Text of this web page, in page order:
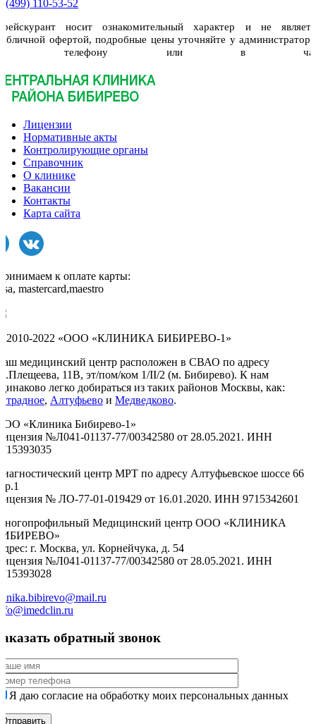
(499) 110-53-52
носит ознакомительный характер и не
офертой, подробные цены уточняйте у
телефону или в
Лицензии
Нормативные акты
Контролирующие органы
Справочник
О клинике
Вакансии
Контакты
Карта сайта
к оплате карты:
mastercard,maestro
2010-2022 «ООО «КЛИНИКА БИБИРЕВО-1»
медицинский центр расположен в СВАО по адресу
11В, эт/пом/ком 1/II/2 (м. Бибирево). К нам
легко добираться из таких районов Москвы, как:
, Алтуфьево и Медведково.
«Клиника Бибирево-1»
№Л041-01137-77/00342580 от 28.05.2021. ИНН
центр МРТ по адресу Алтуфьевское шоссе 66
№ ЛО-77-01-019429 от 16.01.2020. ИНН 9715342601
Медицинский центр ООО «КЛИНИКА
г. Москва, ул. Корнейчука, д. 54
№Л041-01137-77/00342580 от 28.05.2021. ИНН
обратный звонок
Я даю согласие на обработку моих персональных данных